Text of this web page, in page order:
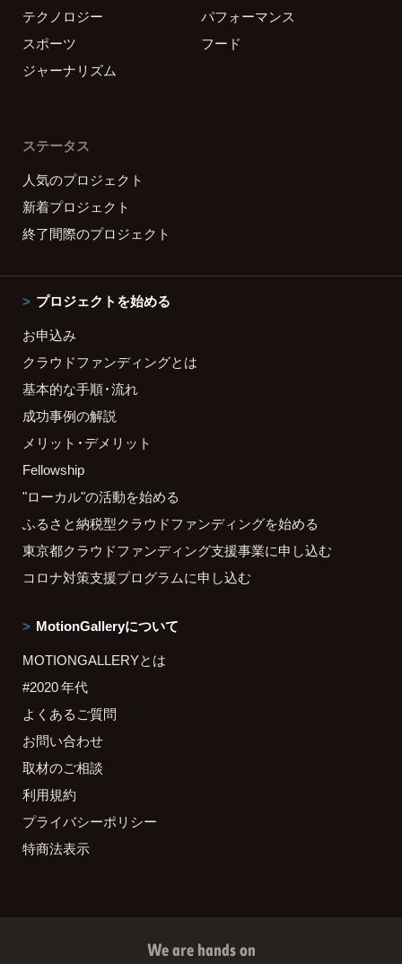
テクノロジー
パフォーマンス
スポーツ
フード
ジャーナリズム
ステータス
人気のプロジェクト
新着プロジェクト
終了間際のプロジェクト
プロジェクトを始める
お申込み
クラウドファンディングとは
基本的な手順・流れ
成功事例の解説
メリット・デメリット
Fellowship
"ローカル"の活動を始める
ふるさと納税型クラウドファンディングを始める
東京都クラウドファンディング支援事業に申し込む
コロナ対策支援プログラムに申し込む
MotionGalleryについて
MOTIONGALLERYとは
#2020 年代
よくあるご質問
お問い合わせ
取材のご相談
利用規約
プライバシーポリシー
特商法表示
We are hands on